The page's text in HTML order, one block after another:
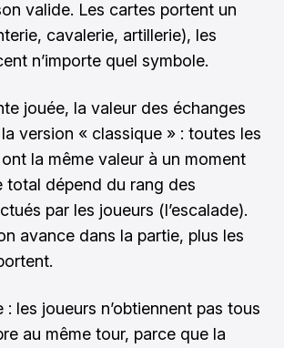
valide. Les cartes portent un
cavalerie, artillerie), les
n’importe quel symbole.
jouée, la valeur des échanges
version « classique » : toutes les
la même valeur à un moment
total dépend du rang des
par les joueurs (l’escalade).
avance dans la partie, plus les
: les joueurs n’obtiennent pas tous
au même tour, parce que la